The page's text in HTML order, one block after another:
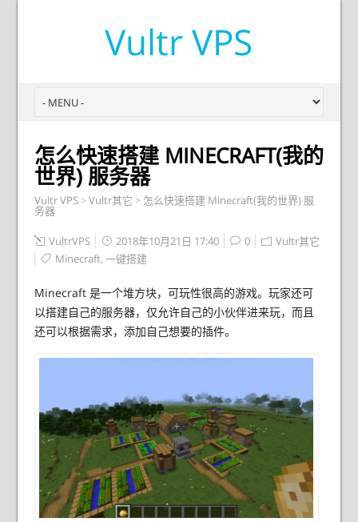
Vultr VPS
怎么快速搭建 MINECRAFT(我的
世界) 服务器
Vultr VPS>Vultr其它 > 怎么快速搭建 Minecraft(我的世界) 服
务器
VultrVPS 2018年10月21日 17:40 0
Vultr其它
Minecraft, 一键搭建
Minecraft 是一个堆方块，可玩性很高的游戏。玩家还可
以搭建自己的服务器，仅允许自己的小伙伴进来玩，而且
还可以根据需求，添加自己想要的插件。